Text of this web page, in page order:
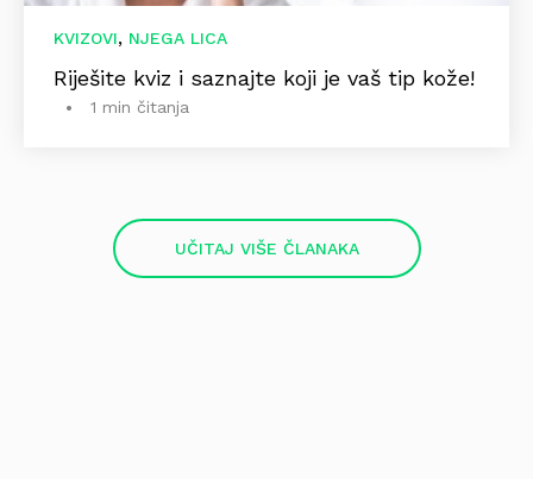
KVIZOVI, NJEGA LICA
Riješite kviz i saznajte koji je vaš tip kože!
1 min čitanja
UČITAJ VIŠE ČLANAKA